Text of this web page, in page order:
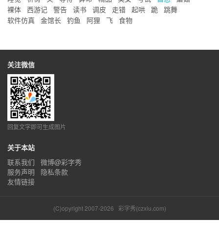
裸体 西游记 警告 读书 调皮 走错 起哄 跪
跳舞
软件仿真 金馆长 钓鱼 阿狸 飞 食物
关注微信
回复文字即可生成图片
关于本站
联系我们
微博@彩字秀
服务声明
隐私条款
友情链接
(C)opyright 2007-2026 彩字秀(czxiu.com)